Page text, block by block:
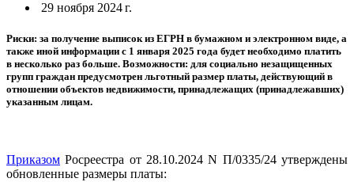
29 ноября 2024 г.
Риски: за получение выписок из ЕГРН в бумажном и электронном виде, а
также иной информации с 1 января 2025 года будет необходимо платить
в несколько раз больше. Возможности: для социально незащищенных
групп граждан предусмотрен льготный размер платы, действующий в
отношении объектов недвижимости, принадлежащих (принадлежавших)
указанным лицам.
Приказом Росреестра от 28.10.2024 N П/0335/24 утверждены
обновленные размеры платы: